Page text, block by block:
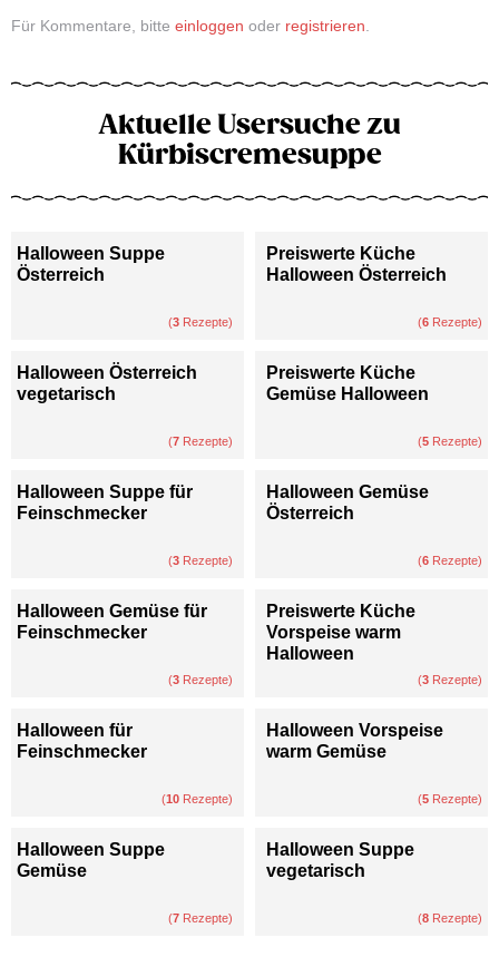
Für Kommentare, bitte einloggen oder registrieren.
Aktuelle Usersuche zu
Kürbiscremesuppe
Halloween Suppe
Österreich
(3 Rezepte)
Preiswerte Küche
Halloween Österreich
(6 Rezepte)
Halloween Österreich
vegetarisch
(7 Rezepte)
Preiswerte Küche
Gemüse Halloween
(5 Rezepte)
Halloween Suppe für
Feinschmecker
(3 Rezepte)
Halloween Gemüse
Österreich
(6 Rezepte)
Halloween Gemüse für
Feinschmecker
(3 Rezepte)
Preiswerte Küche
Vorspeise warm
Halloween
(3 Rezepte)
Halloween für
Feinschmecker
(10 Rezepte)
Halloween Vorspeise
warm Gemüse
(5 Rezepte)
Halloween Suppe
Gemüse
(7 Rezepte)
Halloween Suppe
vegetarisch
(8 Rezepte)